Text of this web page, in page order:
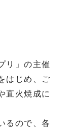
リ」の主催
はじめ、ご
直火焼成に
るので、各